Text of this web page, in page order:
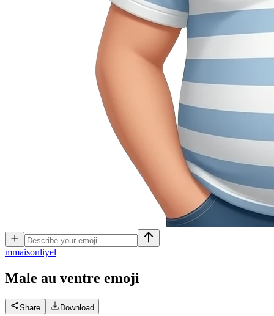
mmaisonliyel
Male au ventre emoji
Share Download